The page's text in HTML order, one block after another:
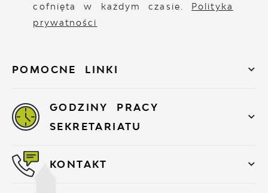
POMOCNE LINKI
cofnięta w każdym czasie. Polityka
prywatności
GODZINY PRACY
SEKRETARIATU
KONTAKT